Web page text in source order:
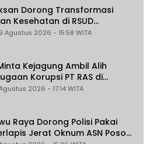
Dorong Transformasi
Kesehatan di RSUD
Agustus 2026 - 15:58 WITA
Kejagung Ambil Alih
Korupsi PT RAS di
Utara2026 - 17:14 WITA
Raya Dorong Polisi Pakai
Jerat Oknum ASN Poso